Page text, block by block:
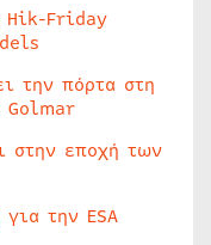
Hik-Friday
την πόρτα στη
Golmar
στην εποχή των
την ESA